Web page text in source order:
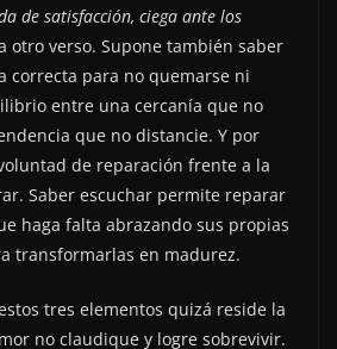
de satisfacción, ciega ante los
otro verso. Supone también saber
correcta para no quemarse ni
entre una cercanía que no
que no distancie. Y por
de reparación frente a la
Saber escuchar permite reparar
haga falta abrazando sus propias
transformarlas en madurez.
tres elementos quizá reside la
no claudique y logre sobrevivir.